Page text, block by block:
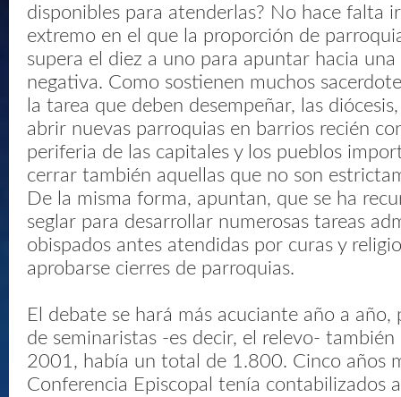
disponibles para atenderlas? No hace falta
extremo en el que la proporción de
supera el diez a uno para apuntar hacia una
negativa. Como sostienen muchos
la tarea que deben desempeñar, las
abrir nuevas parroquias en barrios recién
periferia de las capitales y los pueblos
cerrar también aquellas que no son
De la misma forma, apuntan, que se ha
seglar para desarrollar numerosas tareas
obispados antes atendidas por curas y
aprobarse cierres de parroquias.
El debate se hará más acuciante año a año,
de seminaristas -es decir, el relevo- también
2001, había un total de 1.800. Cinco años
Conferencia Episcopal tenía contabilizados